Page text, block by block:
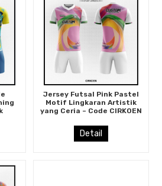
Jersey Futsal Pink Pastel
Motif Lingkaran Artistik
yang Ceria – Code CIRKOEN
Detail